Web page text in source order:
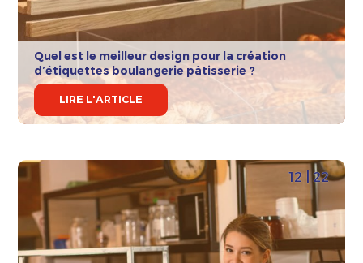
Quel est le meilleur design pour la création
d’étiquettes boulangerie pâtisserie ?
LIRE L'ARTICLE
12 | 22